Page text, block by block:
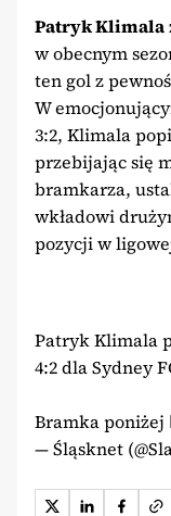
Patryk Klimala
w obecnym
ten gol z
W
3:2, Klimala
przebijając się
bramkarza,
wkładowi
pozycji w
Patryk Klimala
4:2 dla Sydney
Bramka poniżej
— Śląsknet